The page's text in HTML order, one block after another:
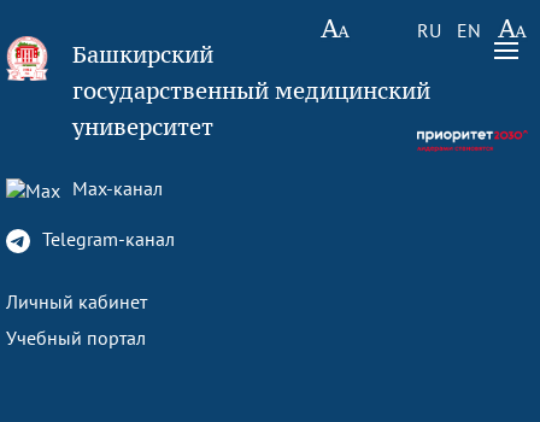
RU EN
Башкирский
государственный медицинский
университет
Max-канал
Telegram-канал
Личный кабинет
Учебный портал